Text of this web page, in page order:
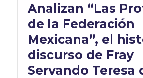
Analizan “Las
de la Federación
Mexicana”, el
discurso de Fray
Servando Teresa